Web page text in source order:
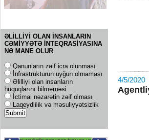
4/5/2020
ƏLİLLİYİ OLAN İNSANLARIN
CƏMİYYƏTƏ İNTEQRASİYASINA
NƏ MANE OLUR
Qanunların zəif icra olunması
İnfrastrukturun uyğun olmaması
Əlilliyi olan insanların
hüquqlarını bilməməsi
İctimai nəzarətin zəif olması
Laqeydlilik və məsuliyyətsizlik